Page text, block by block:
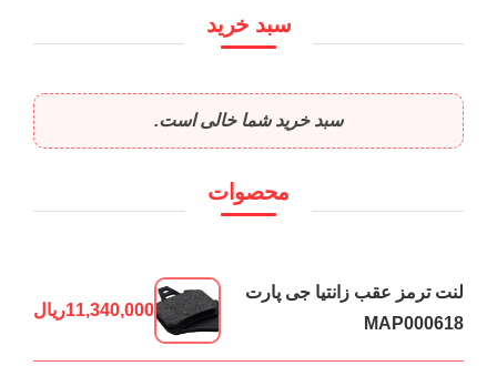
سبد خرید
سبد خرید شما خالی است.
محصوات
لنت ترمز عقب زانتیا جی پارت
MAP000618
11,340,000ریال